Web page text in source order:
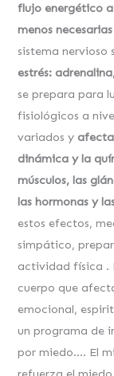
flujo energético
menos
sistema
estrés:
se prepara para
fisiológicos a
variados y
dinámica y la
músculos, las
las hormonas y
estos efectos,
simpático,
actividad física .
cuerpo que
emocional,
un programa de
por miedo…. El